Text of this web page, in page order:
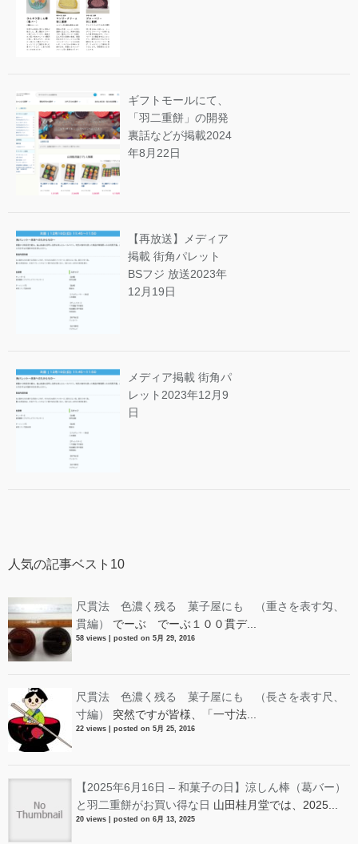
ギフトモールにて、
「羽二重餅」の開発
裏話などが掲載2024
年8月22日
【再放送】メディア
掲載 街角パレット
BSフジ 放送2023年
12月19日
メディア掲載 街角パ
レット2023年12月9
日
人気の記事ベスト10
尺貫法 色濃く残る 菓子屋にも （重さを表す匁、
貫編）
でーぶ でーぶ１００貫デ...
58 views posted on 5月 29, 2016
尺貫法 色濃く残る 菓子屋にも （長さを表す尺、
寸編）
突然ですが皆様、「一寸法...
22 views posted on 5月 25, 2016
【2025年6月16日 – 和菓子の日】涼しん棒（葛バー）
と羽二重餅がお買い得な日 山田桂月堂では、2025...
20 views posted on 6月 13, 2025